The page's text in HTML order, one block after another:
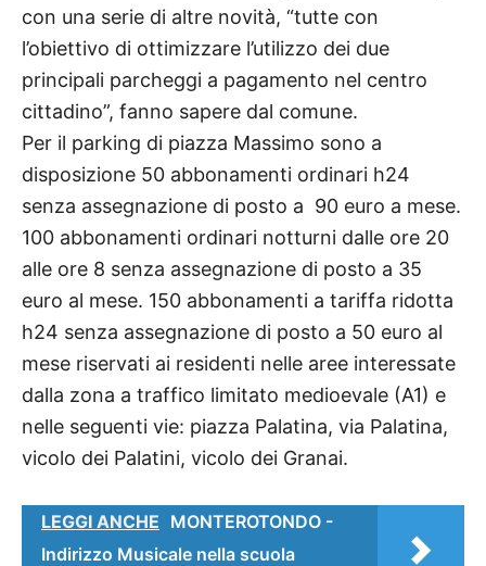
con una serie di altre novità, “tutte con
l’obiettivo di ottimizzare l’utilizzo dei due
principali parcheggi a pagamento nel centro
cittadino”, fanno sapere dal comune.
Per il parking di piazza Massimo sono a
disposizione 50 abbonamenti ordinari h24
senza assegnazione di posto a 90 euro a mese.
100 abbonamenti ordinari notturni dalle ore 20
alle ore 8 senza assegnazione di posto a 35
euro al mese. 150 abbonamenti a tariffa ridotta
h24 senza assegnazione di posto a 50 euro al
mese riservati ai residenti nelle aree interessate
dalla zona a traffico limitato medioevale (A1) e
nelle seguenti vie: piazza Palatina, via Palatina,
vicolo dei Palatini, vicolo dei Granai.
LEGGI ANCHE MONTEROTONDO -
Indirizzo Musicale nella scuola